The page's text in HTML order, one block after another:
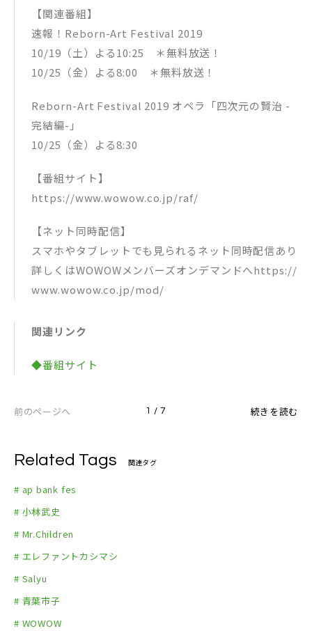
【関連番組】
速報！Reborn-Art Festival 2019
10/19（土）よる10:25 ＊無料放送！
10/25（金）よる8:00 ＊無料放送！
Reborn-Art Festival 2019 オペラ「四次元の賢治 -
完結編-」
10/25（金）よる8:30
【番組サイト】
https://www.wowow.co.jp/raf/
【ネット同時配信】
スマホやタブレットでも見られるネット同時配信あり
詳しくはWOWOWメンバーズオンデマンドへhttps://
www.wowow.co.jp/mod/
関連リンク
◆番組サイト
前のページへ 1 / 7 続きを読む
Related Tags 関連タグ
# ap bank fes
# 小林武史
# Mr.Children
# エレファントカシマシ
# Salyu
# 青葉市子
# WOWOW